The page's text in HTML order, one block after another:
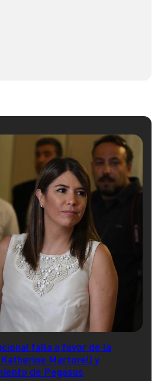
falla a favor de la
Martorell y
de Pegasus